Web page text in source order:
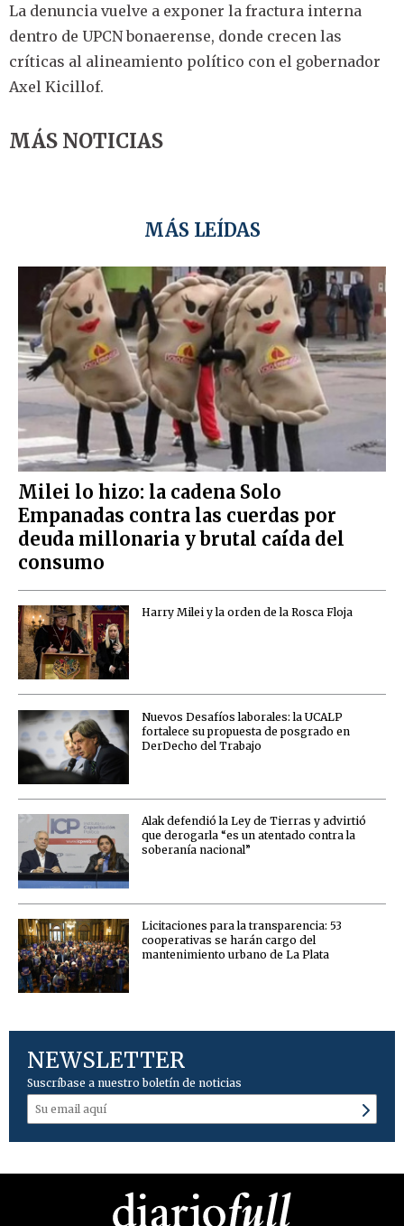
La denuncia vuelve a exponer la fractura interna
dentro de UPCN bonaerense, donde crecen las
críticas al alineamiento político con el gobernador
Axel Kicillof.
MÁS NOTICIAS
MÁS LEÍDAS
Milei lo hizo: la cadena Solo
Empanadas contra las cuerdas por
deuda millonaria y brutal caída del
consumo
Harry Milei y la orden de la Rosca Floja
Nuevos Desafíos laborales: la UCALP
fortalece su propuesta de posgrado en
DerDecho del Trabajo
Alak defendió la Ley de Tierras y advirtió
que derogarla “es un atentado contra la
soberanía nacional”
Licitaciones para la transparencia: 53
cooperativas se harán cargo del
mantenimiento urbano de La Plata
NEWSLETTER
Suscríbase a nuestro boletín de noticias